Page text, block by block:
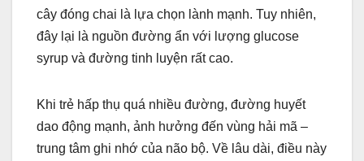
cây đóng chai là lựa chọn lành mạnh. Tuy nhiên,
đây lại là nguồn đường ẩn với lượng glucose
syrup và đường tinh luyện rất cao.
Khi trẻ hấp thụ quá nhiều đường, đường huyết
dao động mạnh, ảnh hưởng đến vùng hải mã –
trung tâm ghi nhớ của não bộ. Về lâu dài, điều này